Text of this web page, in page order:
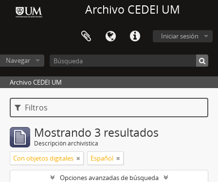
Archivo CEDEI UM
Iniciar sesión
Navegar
Archivo CEDEI UM
Filtros
Mostrando 3 resultados
Descripción archivística
Con objetos digitales Español
Opciones avanzadas de búsqueda